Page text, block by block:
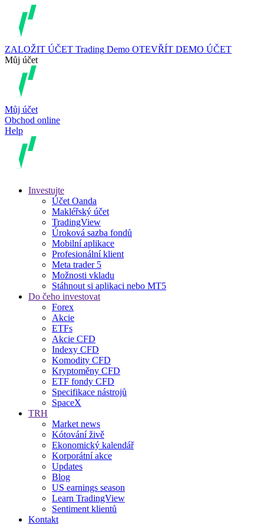
ZALOŽIT ÚČET Trading Demo OTEVŘÍT DEMO ÚČET
Můj účet
Můj účet
Obchod online
Help
Investujte
Účet Oanda
Makléřský účet
TradingView
Úroková sazba fondů
Mobilní aplikace
Profesionální klient
Meta trader 5
Možnosti vkladu
Stáhnout si aplikaci nebo MT5
Do čeho investovat
Forex
Akcie
ETFs
Akcie CFD
Indexy CFD
Komodity CFD
Kryptoměny CFD
ETF fondy CFD
Specifikace nástrojů
SpaceX
TRH
Market news
Kótování živě
Ekonomický kalendář
Korporátní akce
Updates
Blog
US earnings season
Learn TradingView
Sentiment klientů
Kontakt